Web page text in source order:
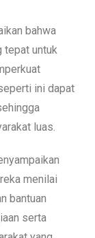
bahwa
tepat untuk
ini dapat
luas.
menilai
bantuan
serta